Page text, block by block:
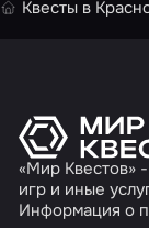
Квесты в
«Мир Квестов»
игр и иные
Информация о